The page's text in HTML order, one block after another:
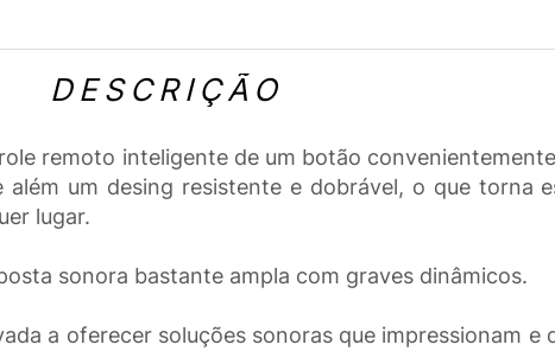
DESCRIÇÃO
remoto inteligente de um botão
um desing resistente e dobrável, o que torna
lugar.
sonora bastante ampla com graves dinâmicos.
a oferecer soluções sonoras que impressionam e